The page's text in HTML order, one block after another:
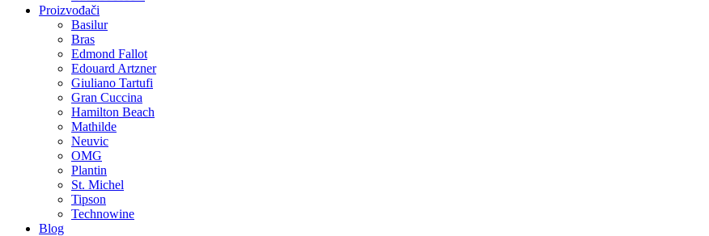
Proizvođači
Basilur
Bras
Edmond Fallot
Edouard Artzner
Giuliano Tartufi
Gran Cuccina
Hamilton Beach
Mathilde
Neuvic
OMG
Plantin
St. Michel
Tipson
Technowine
Blog